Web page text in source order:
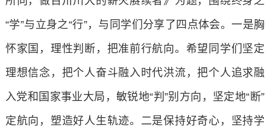
“学”与立身之“行”，与同学们分享了四点体会。一是胸
怀家国，理性判断，把准前行航向。希望同学们坚定
理想信念，把个人奋斗融入时代洪流，把个人追求融
入党和国家事业大局，敏锐地“判”别方向，坚定地“断”
定航向，塑造好人生轨迹。二是保持好奇心，坚持学